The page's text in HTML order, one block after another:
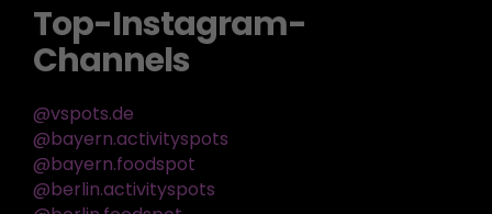
Top-Instagram-
Channels
@vspots.de
@bayern.activityspots
@bayern.foodspot
@berlin.activityspots